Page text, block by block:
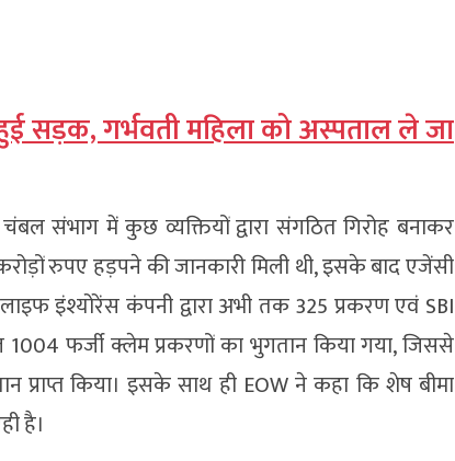
सड़क, गर्भवती महिला को अस्पताल ले जा
संभाग में कुछ व्यक्तियों द्वारा संगठित गिरोह बनाकर
रुपए हड़पने की जानकारी मिली थी, इसके बाद एजेंसी
इंश्योरेंस कंपनी द्वारा अभी तक 325 प्रकरण एवं SBI
1004 फर्जी क्लेम प्रकरणों का भुगतान किया गया, जिससे
किया। इसके साथ ही EOW ने कहा कि शेष बीमा
है।